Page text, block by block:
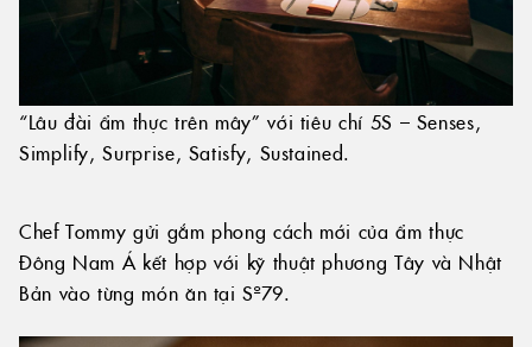
“Lâu đài ẩm thực trên mây” với tiêu chí 5S – Senses,
Simplify, Surprise, Satisfy, Sustained.
Chef Tommy gửi gắm phong cách mới của ẩm thực
Đông Nam Á kết hợp với kỹ thuật phương Tây và Nhật
Bản vào từng món ăn tại Sº79.